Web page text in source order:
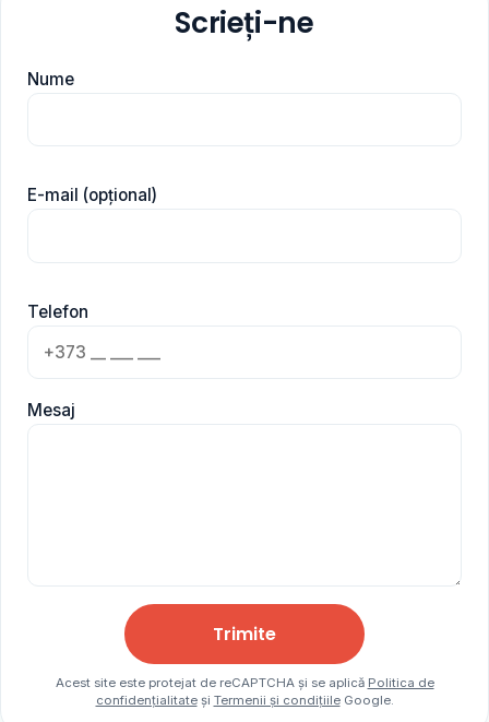
Scrieți-ne
Nume
E-mail (opțional)
Telefon
Mesaj
Trimite
Acest site este protejat de reCAPTCHA și se aplică Politica de
confidențialitateși Termenii și condițiileGoogle.